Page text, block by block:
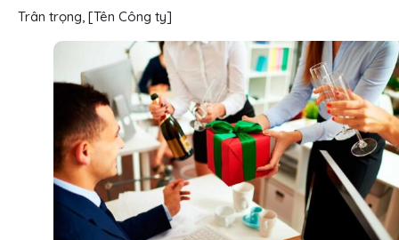
Trân trọng, [Tên Công ty]